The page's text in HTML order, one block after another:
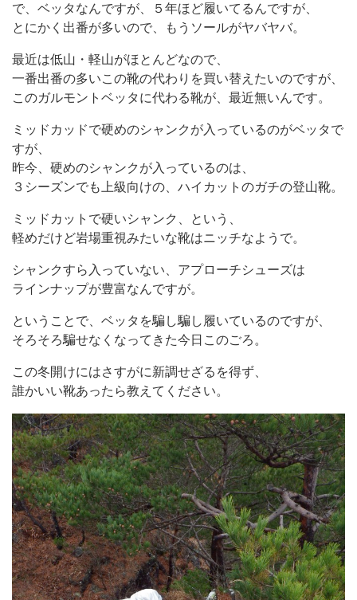
で、ベッタなんですが、５年ほど履いてるんですが、
とにかく出番が多いので、もうソールがヤバヤバ。
最近は低山・軽山がほとんどなので、
一番出番の多いこの靴の代わりを買い替えたいのですが、
このガルモントベッタに代わる靴が、最近無いんです。
ミッドカッドで硬めのシャンクが入っているのがベッタで
すが、
昨今、硬めのシャンクが入っているのは、
３シーズンでも上級向けの、ハイカットのガチの登山靴。
ミッドカットで硬いシャンク、という、
軽めだけど岩場重視みたいな靴はニッチなようで。
シャンクすら入っていない、アプローチシューズは
ラインナップが豊富なんですが。
ということで、ベッタを騙し騙し履いているのですが、
そろそろ騙せなくなってきた今日このごろ。
この冬開けにはさすがに新調せざるを得ず、
誰かいい靴あったら教えてください。